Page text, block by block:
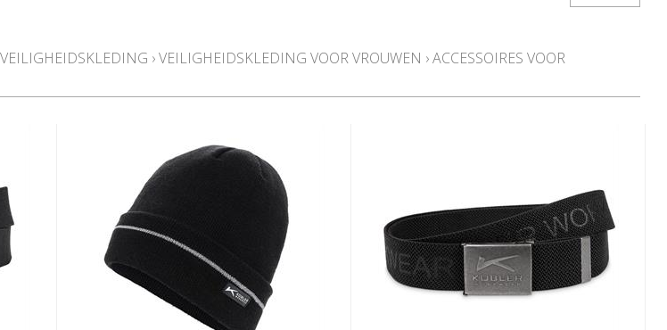
VEILIGHEIDSKLEDING ›VEILIGHEIDSKLEDING VOOR VROUWEN ›ACCESSOIRES VOOR